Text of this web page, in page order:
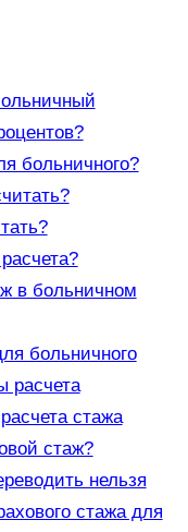
больничного?
в больничном
больничного
расчета
стажа
стаж?
нельзя
стажа для